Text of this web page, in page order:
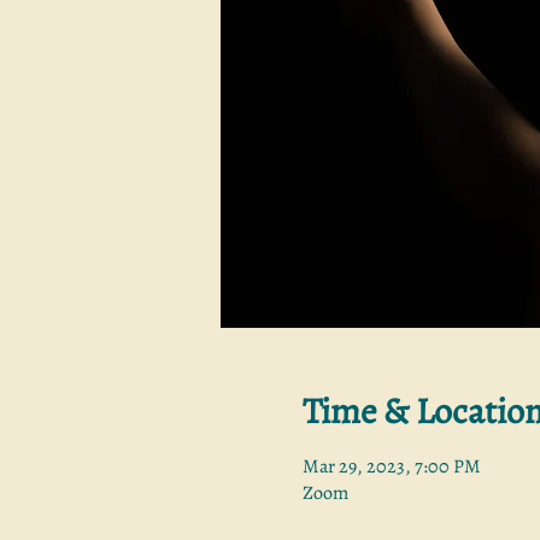
Time &
Mar 29, 2023, 7:00 PM
Zoom